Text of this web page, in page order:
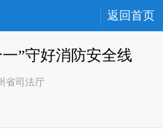
返回首页
”守好消防安全线
省司法厅